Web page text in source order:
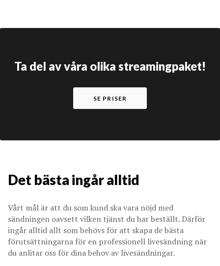
Ta del av våra olika streamingpaket!
SE PRISER
Det bästa ingår alltid
Vårt mål är att du som kund ska vara nöjd med
sändningen oavsett vilken tjänst du har beställt. Därför
ingår alltid allt som behövs för att skapa de bästa
förutsättningarna för en professionell livesändning när
du anlitar oss för dina behov av livesändningar.